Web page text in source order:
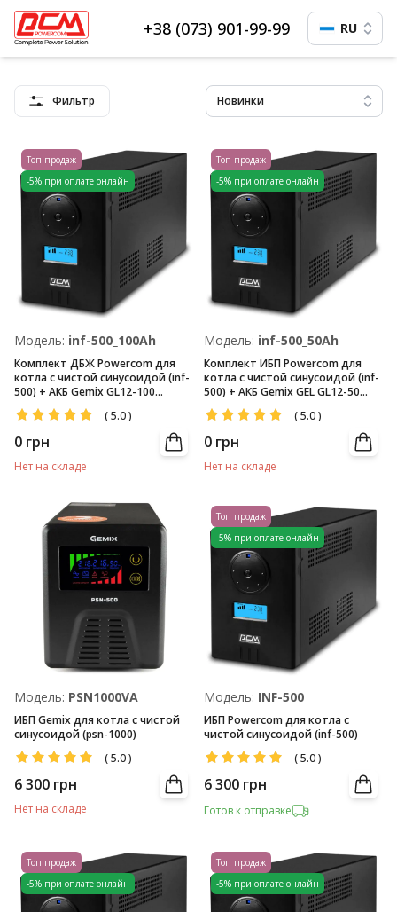
+38 (073) 901-99-99 RU
Фильтр Новинки
Топ продаж
-5% при оплате онлайн
Модель: inf-500_100Ah
Комплект ДБЖ Powercom для
котла с чистой синусоидой (inf-
500) + АКБ Gemix GL12-100
(12V/100Ач)
(5.0)
0 грн
Нет на складе
Топ продаж
-5% при оплате онлайн
Модель: inf-500_50Ah
Комплект ИБП Powercom для
котла с чистой синусоидой (inf-
500) + АКБ Gemix GEL GL12-50
(12V/50Ач)
(5.0)
0 грн
Нет на складе
Модель: PSN1000VA
ИБП Gemix для котла с чистой
синусоидой (psn-1000)
(5.0)
6 300 грн
Нет на складе
Топ продаж
-5% при оплате онлайн
Модель: INF-500
ИБП Powercom для котла с
чистой синусоидой (inf-500)
(5.0)
6 300 грн
Готов к отправке
Топ продаж
-5% при оплате онлайн
Топ продаж
-5% при оплате онлайн